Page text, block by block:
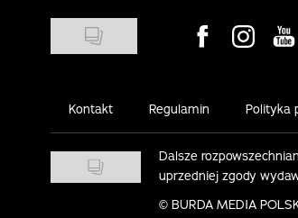
Visit us on
Visit us
Kontakt Regulamin Polityka
Dalsze
uprzedniej zgody
© BURDA MEDIA